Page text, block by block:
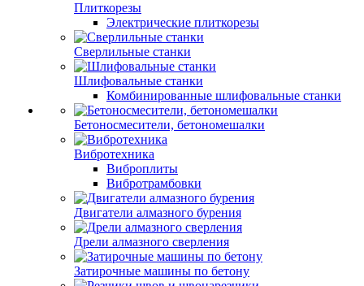
Плиткорезы
Электрические плиткорезы
Сверлильные станки
Шлифовальные станки
Комбинированные шлифовальные станки
Бетоносмесители, бетономешалки
Вибротехника
Виброплиты
Вибротрамбовки
Двигатели алмазного бурения
Дрели алмазного сверления
Затирочные машины по бетону